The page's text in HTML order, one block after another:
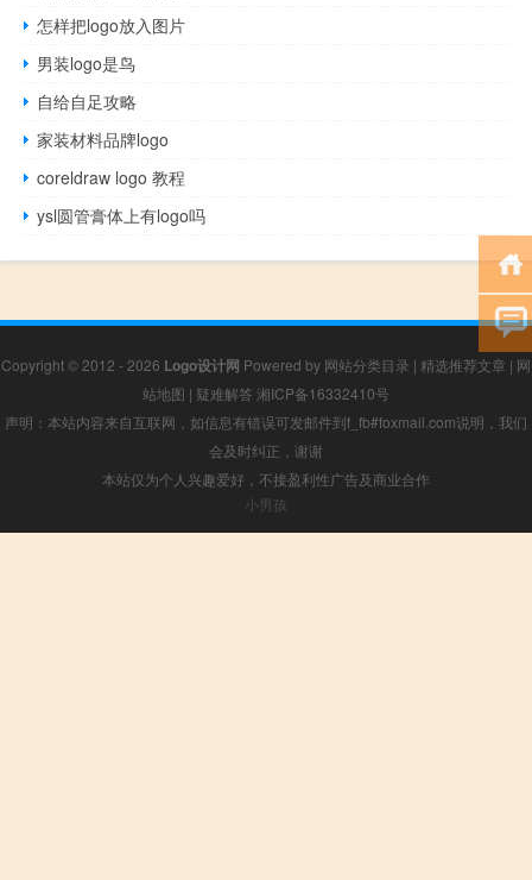
怎样把logo放入图片
男装logo是鸟
自给自足攻略
家装材料品牌logo
coreldraw logo 教程
ysl圆管膏体上有logo吗
Copyright © 2012 - 2026 Logo设计网 Powered by 网站分类目录 | 精选推荐文章 | 网
站地图 | 疑难解答 湘ICP备16332410号
声明：本站内容来自互联网，如信息有错误可发邮件到f_fb#foxmail.com说明，我们
会及时纠正，谢谢
本站仅为个人兴趣爱好，不接盈利性广告及商业合作
小男孩